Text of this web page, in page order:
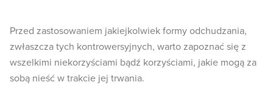
Przed zastosowaniem jakiejkolwiek formy odchudzania,
zwłaszcza tych kontrowersyjnych, warto zapoznać się z
wszelkimi niekorzyściami bądź korzyściami, jakie mogą za
sobą nieść w trakcie jej trwania.